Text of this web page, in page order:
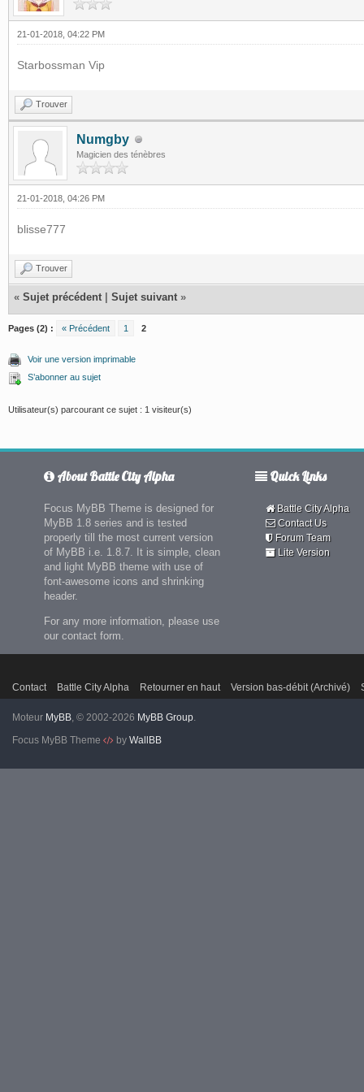
21-01-2018, 04:22 PM
Starbossman Vip
Trouver
Numgby
Magicien des ténèbres
21-01-2018, 04:26 PM
blisse777
Trouver
« Sujet précédent Sujet suivant »
Pages (2) : « Précédent 1 2
Voir une version imprimable
S’abonner au sujet
Utilisateur(s) parcourant ce sujet : 1 visiteur(s)
About Battle City Alpha
Focus MyBB Theme is designed for
MyBB 1.8 series and is tested
properly till the most current version
of MyBB i.e. 1.8.7. It is simple, clean
and light MyBB theme with use of
font-awesome icons and shrinking
header.
For any more information, please use
our contact form.
Quick Links
Battle City Alpha
Contact Us
Forum Team
Lite Version
Contact Battle City Alpha Retourner en haut Version bas-débit (Archivé)
Moteur MyBB, © 2002-2026 MyBB Group.
Focus MyBB Theme
by WallBB